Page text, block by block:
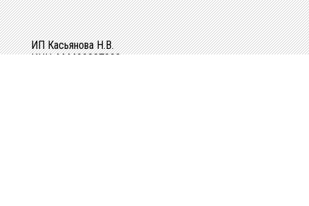
ИП Касьянова Н.В.
ИНН 444400337228